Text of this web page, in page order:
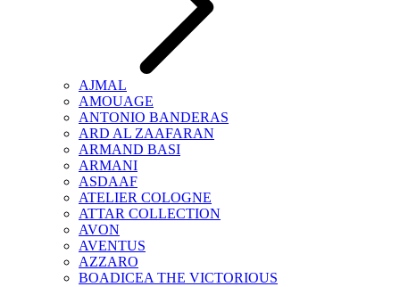
AJMAL
AMOUAGE
ANTONIO BANDERAS
ARD AL ZAAFARAN
ARMAND BASI
ARMANI
ASDAAF
ATELIER COLOGNE
ATTAR COLLECTION
AVON
AVENTUS
AZZARO
BOADICEA THE VICTORIOUS